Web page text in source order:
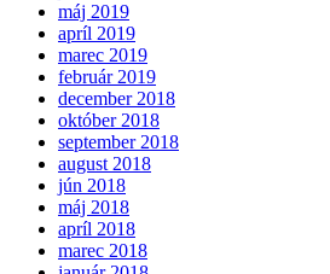
máj 2019
apríl 2019
marec 2019
február 2019
december 2018
október 2018
september 2018
august 2018
jún 2018
máj 2018
apríl 2018
marec 2018